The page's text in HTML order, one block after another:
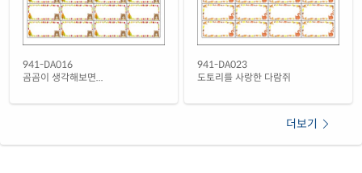
941-DA016
곰곰이 생각해보면...
941-DA023
도토리를 사랑한 다람쥐
더보기